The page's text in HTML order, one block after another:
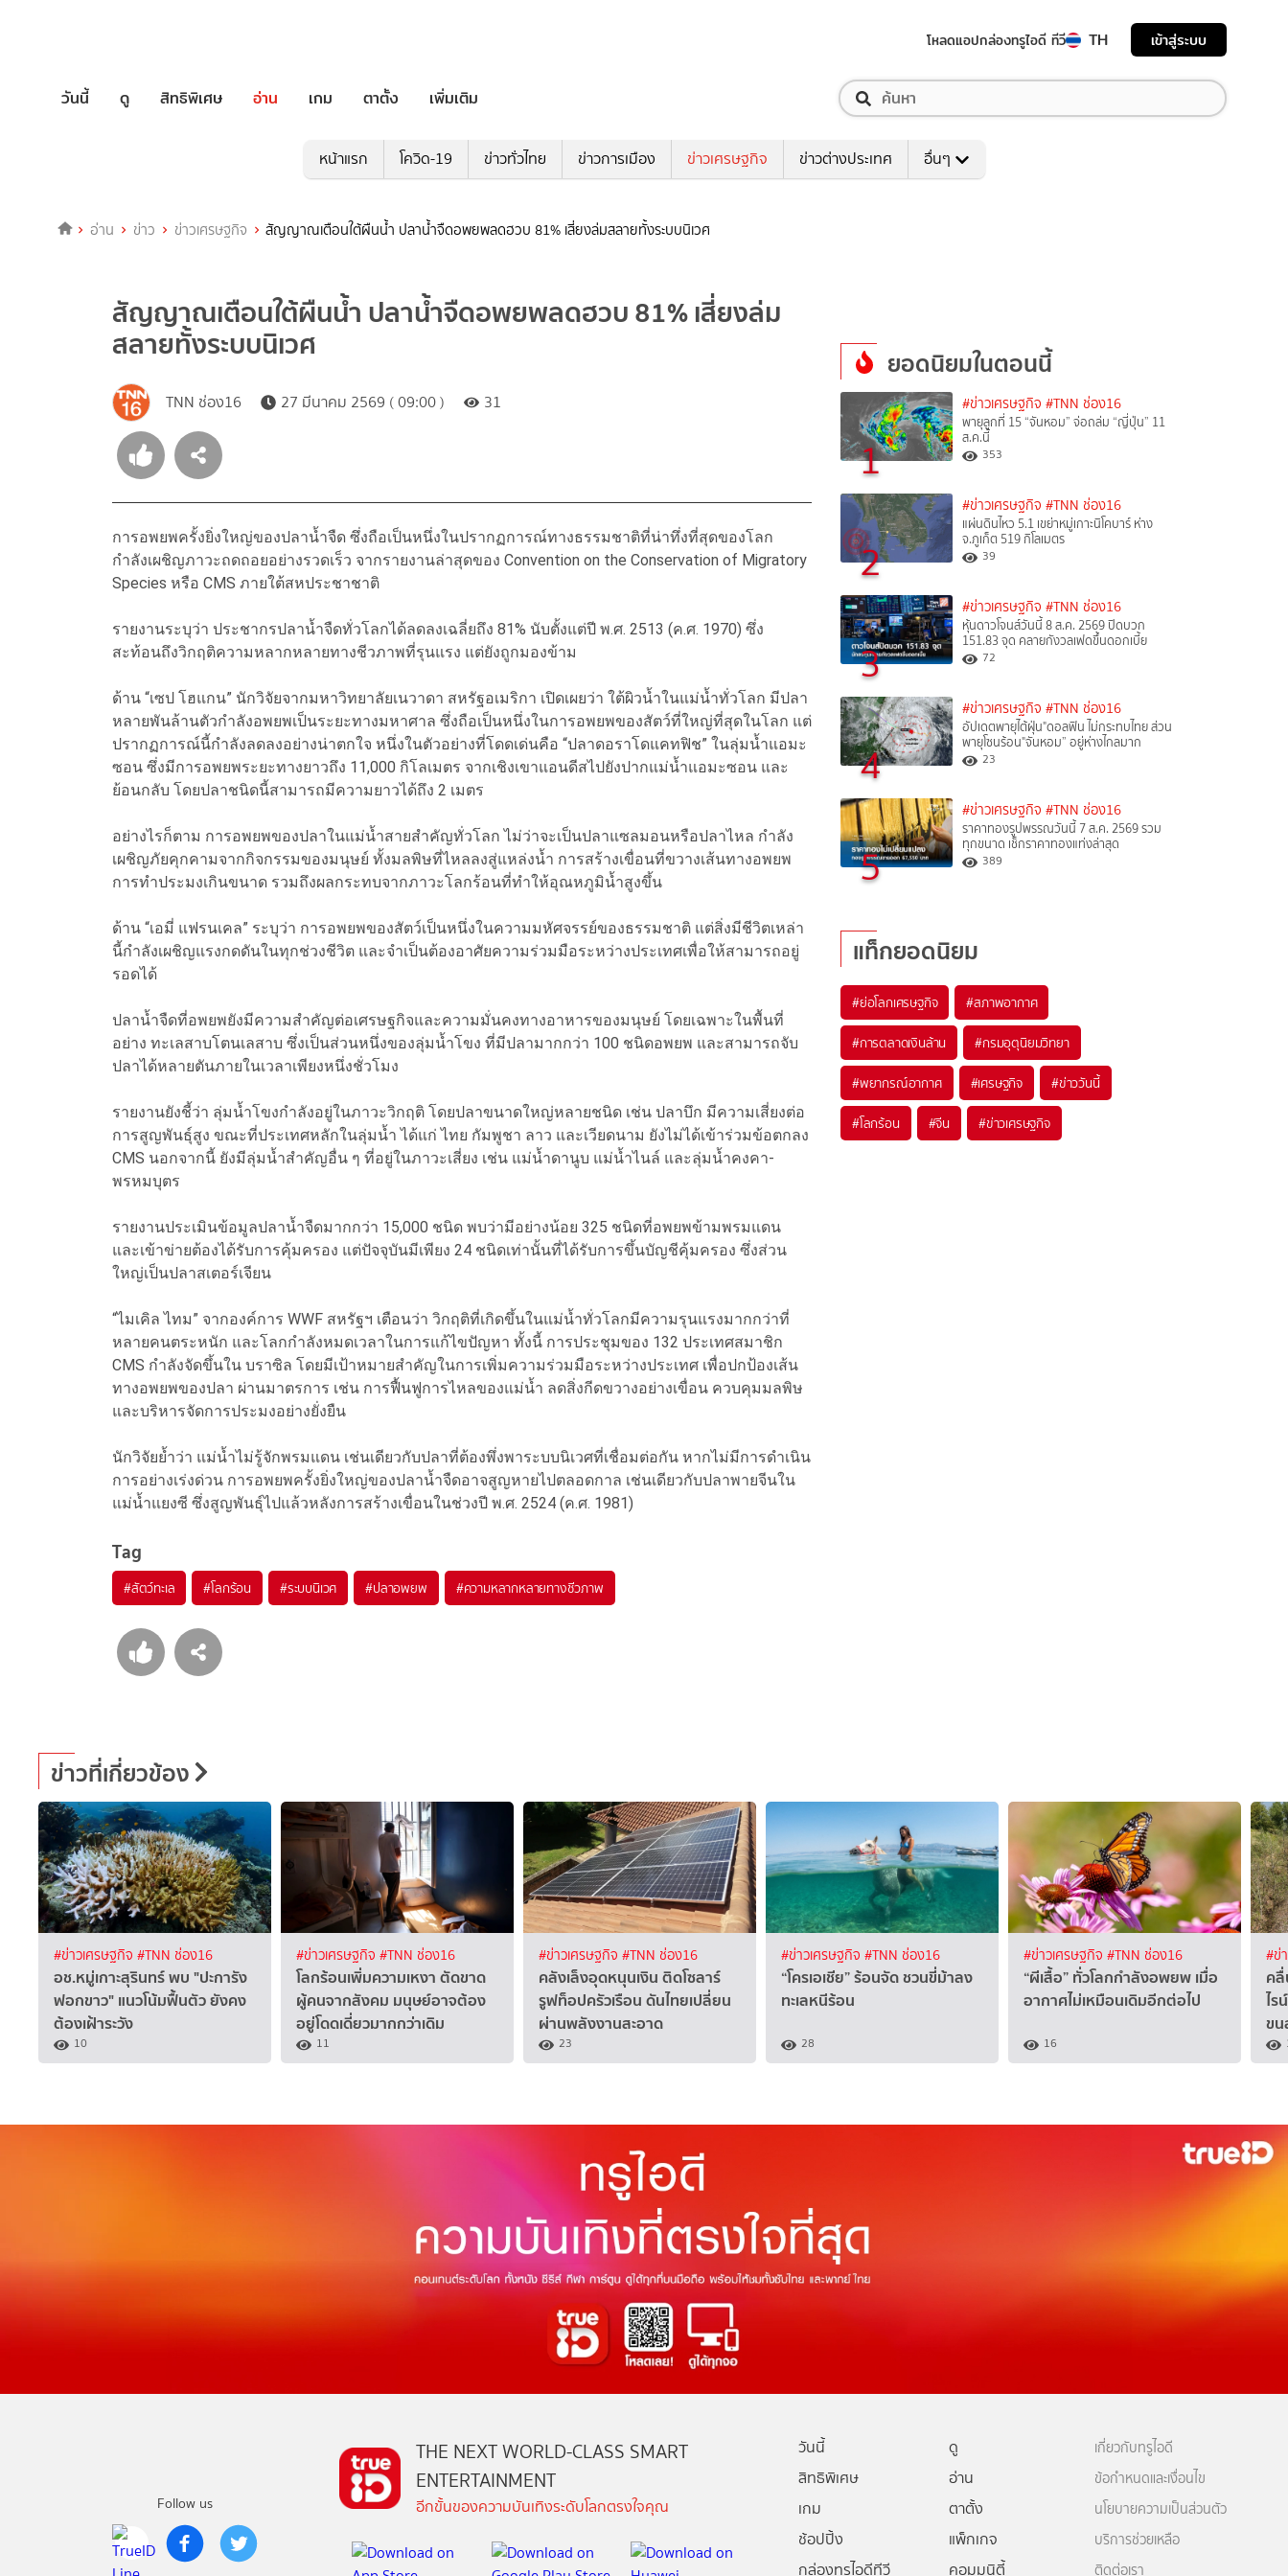
โหลดแอปกล่องทรูไอดี ทีวี TH เข้าสู่ระบบ
วันนี้ ดู สิทธิพิเศษ อ่าน เกม ตาตั้ง เพิ่มเติม
หน้าแรก โควิด-19 ข่าวทั่วไทย ข่าวการเมือง ข่าวเศรษฐกิจ ข่าวต่างประเทศ อื่นๆ
อ่าน ข่าว ข่าวเศรษฐกิจ สัญญาณเตือนใต้ผืนน้ำ ปลาน้ำจืดอพยพลดฮวบ 81% เสี่ยงล่มสลายทั้งระบบนิเวศ
สัญญาณเตือนใต้ผืนน้ำ ปลาน้ำจืดอพยพลดฮวบ 81% เสี่ยงล่ม
สลายทั้งระบบนิเวศ
TNN ช่อง16 27 มีนาคม 2569 ( 09:00 ) 31
การอพยพครั้งยิ่งใหญ่ของปลาน้ำจืด ซึ่งถือเป็นหนึ่งในปรากฏการณ์ทางธรรมชาติที่น่าทึ่งที่สุดของโลก
กำลังเผชิญภาวะถดถอยอย่างรวดเร็ว จากรายงานล่าสุดของ Convention on the Conservation of Migratory
Species หรือ CMS ภายใต้สหประชาชาติ
รายงานระบุว่า ประชากรปลาน้ำจืดทั่วโลกได้ลดลงเฉลี่ยถึง 81% นับตั้งแต่ปี พ.ศ. 2513 (ค.ศ. 1970) ซึ่ง
สะท้อนถึงวิกฤติความหลากหลายทางชีวภาพที่รุนแรง แต่ยังถูกมองข้าม
ด้าน “เซป โฮแกน” นักวิจัยจากมหาวิทยาลัยเนวาดา สหรัฐอเมริกา เปิดเผยว่า ใต้ผิวน้ำในแม่น้ำทั่วโลก มีปลา
หลายพันล้านตัวกำลังอพยพเป็นระยะทางมหาศาล ซึ่งถือเป็นหนึ่งในการอพยพของสัตว์ที่ใหญ่ที่สุดในโลก แต่
ปรากฏการณ์นี้กำลังลดลงอย่างน่าตกใจ หนึ่งในตัวอย่างที่โดดเด่นคือ “ปลาดอราโดแคทฟิช” ในลุ่มน้ำแอมะ
ซอน ซึ่งมีการอพยพระยะทางยาวถึง 11,000 กิโลเมตร จากเชิงเขาแอนดีสไปยังปากแม่น้ำแอมะซอน และ
ย้อนกลับ โดยปลาชนิดนี้สามารถมีความยาวได้ถึง 2 เมตร
อย่างไรก็ตาม การอพยพของปลาในแม่น้ำสายสำคัญทั่วโลก ไม่ว่าจะเป็นปลาแซลมอนหรือปลาไหล กำลัง
เผชิญภัยคุกคามจากกิจกรรมของมนุษย์ ทั้งมลพิษที่ไหลลงสู่แหล่งน้ำ การสร้างเขื่อนที่ขวางเส้นทางอพยพ
การทำประมงเกินขนาด รวมถึงผลกระทบจากภาวะโลกร้อนที่ทำให้อุณหภูมิน้ำสูงขึ้น
ด้าน “เอมี่ แฟรนเคล” ระบุว่า การอพยพของสัตว์เป็นหนึ่งในความมหัศจรรย์ของธรรมชาติ แต่สิ่งมีชีวิตเหล่า
นี้กำลังเผชิญแรงกดดันในทุกช่วงชีวิต และจำเป็นต้องอาศัยความร่วมมือระหว่างประเทศเพื่อให้สามารถอยู่
รอดได้
ปลาน้ำจืดที่อพยพยังมีความสำคัญต่อเศรษฐกิจและความมั่นคงทางอาหารของมนุษย์ โดยเฉพาะในพื้นที่
อย่าง ทะเลสาบโตนเลสาบ ซึ่งเป็นส่วนหนึ่งของลุ่มน้ำโขง ที่มีปลามากกว่า 100 ชนิดอพยพ และสามารถจับ
ปลาได้หลายตันภายในเวลาเพียงหนึ่งชั่วโมง
รายงานยังชี้ว่า ลุ่มน้ำโขงกำลังอยู่ในภาวะวิกฤติ โดยปลาขนาดใหญ่หลายชนิด เช่น ปลาบึก มีความเสี่ยงต่อ
การสูญพันธุ์สูง ขณะที่ประเทศหลักในลุ่มน้ำ ได้แก่ ไทย กัมพูชา ลาว และเวียดนาม ยังไม่ได้เข้าร่วมข้อตกลง
CMS นอกจากนี้ ยังมีลุ่มน้ำสำคัญอื่น ๆ ที่อยู่ในภาวะเสี่ยง เช่น แม่น้ำดานูบ แม่น้ำไนล์ และลุ่มน้ำคงคา-
พรหมบุตร
รายงานประเมินข้อมูลปลาน้ำจืดมากกว่า 15,000 ชนิด พบว่ามีอย่างน้อย 325 ชนิดที่อพยพข้ามพรมแดน
และเข้าข่ายต้องได้รับการคุ้มครอง แต่ปัจจุบันมีเพียง 24 ชนิดเท่านั้นที่ได้รับการขึ้นบัญชีคุ้มครอง ซึ่งส่วน
ใหญ่เป็นปลาสเตอร์เจียน
“ไมเคิล ไทม” จากองค์การ WWF สหรัฐฯ เตือนว่า วิกฤติที่เกิดขึ้นในแม่น้ำทั่วโลกมีความรุนแรงมากกว่าที่
หลายคนตระหนัก และโลกกำลังหมดเวลาในการแก้ไขปัญหา ทั้งนี้ การประชุมของ 132 ประเทศสมาชิก
CMS กำลังจัดขึ้นใน บราซิล โดยมีเป้าหมายสำคัญในการเพิ่มความร่วมมือระหว่างประเทศ เพื่อปกป้องเส้น
ทางอพยพของปลา ผ่านมาตรการ เช่น การฟื้นฟูการไหลของแม่น้ำ ลดสิ่งกีดขวางอย่างเขื่อน ควบคุมมลพิษ
และบริหารจัดการประมงอย่างยั่งยืน
นักวิจัยย้ำว่า แม่น้ำไม่รู้จักพรมแดน เช่นเดียวกับปลาที่ต้องพึ่งพาระบบนิเวศที่เชื่อมต่อกัน หากไม่มีการดำเนิน
การอย่างเร่งด่วน การอพยพครั้งยิ่งใหญ่ของปลาน้ำจืดอาจสูญหายไปตลอดกาล เช่นเดียวกับปลาพายจีนใน
แม่น้ำแยงซี ซึ่งสูญพันธุ์ไปแล้วหลังการสร้างเขื่อนในช่วงปี พ.ศ. 2524 (ค.ศ. 1981)
Tag
#สัตว์ทะเล #โลกร้อน #ระบบนิเวศ #ปลาอพยพ #ความหลากหลายทางชีวภาพ
ยอดนิยมในตอนนี้
1
#ข่าวเศรษฐกิจ #TNN ช่อง16
พายุลูกที่ 15 “จันหอม” จ่อถล่ม “ญี่ปุ่น” 11
ส.ค.นี้
353
2
#ข่าวเศรษฐกิจ #TNN ช่อง16
แผ่นดินไหว 5.1 เขย่าหมู่เกาะนิโคบาร์ ห่าง
จ.ภูเก็ต 519 กิโลเมตร
39
3
#ข่าวเศรษฐกิจ #TNN ช่อง16
หุ้นดาวโจนส์วันนี้ 8 ส.ค. 2569 ปิดบวก
151.83 จุด คลายกังวลเฟดขึ้นดอกเบี้ย
72
4
#ข่าวเศรษฐกิจ #TNN ช่อง16
อัปเดตพายุไต้ฝุ่น"ดอลฟิน ไม่กระทบไทย ส่วน
พายุโซนร้อน"จันหอม” อยู่ห่างไกลมาก
23
5
#ข่าวเศรษฐกิจ #TNN ช่อง16
ราคาทองรูปพรรณวันนี้ 7 ส.ค. 2569 รวม
ทุกขนาด เช็กราคาทองแท่งล่าสุด
389
แท็กยอดนิยม
#ย่อโลกเศรษฐกิจ #สภาพอากาศ
#การตลาดเงินล้าน #กรมอุตุนิยมวิทยา
#พยากรณ์อากาศ #เศรษฐกิจ #ข่าววันนี้
#โลกร้อน #จีน #ข่าวเศรษฐกิจ
ข่าวที่เกี่ยวข้อง
#ข่าวเศรษฐกิจ #TNN ช่อง16
อช.หมู่เกาะสุรินทร์ พบ "ปะการัง
ฟอกขาว" แนวโน้มฟื้นตัว ยังคง
ต้องเฝ้าระวัง
10
#ข่าวเศรษฐกิจ #TNN ช่อง16
โลกร้อนเพิ่มความเหงา ตัดขาด
ผู้คนจากสังคม มนุษย์อาจต้อง
อยู่โดดเดี่ยวมากกว่าเดิม
11
#ข่าวเศรษฐกิจ #TNN ช่อง16
คลังเล็งอุดหนุนเงิน ติดโซลาร์
รูฟท็อปครัวเรือน ดันไทยเปลี่ยน
ผ่านพลังงานสะอาด
23
#ข่าวเศรษฐกิจ #TNN ช่อง16
“โครเอเชีย” ร้อนจัด ชวนขี่ม้าลง
ทะเลหนีร้อน
28
#ข่าวเศรษฐกิจ #TNN ช่อง16
“ผีเสื้อ” ทั่วโลกกำลังอพยพ เมื่อ
อากาศไม่เหมือนเดิมอีกต่อไป
16
#ข่
คลื่
ไร
ข
Follow us
THE NEXT WORLD-CLASS SMART
ENTERTAINMENT
อีกขั้นของความบันเทิงระดับโลกตรงใจคุณ
วันนี้
ดู
สิทธิพิเศษ
อ่าน
เกม
ตาตั้ง
ช้อปปิ้ง
แพ็กเกจ
กล่องทรูไอดีทีวี
คอมมูนิตี้
เกี่ยวกับทรูไอดี
ข้อกำหนดและเงื่อนไข
นโยบายความเป็นส่วนตัว
บริการช่วยเหลือ
ติดต่อเรา